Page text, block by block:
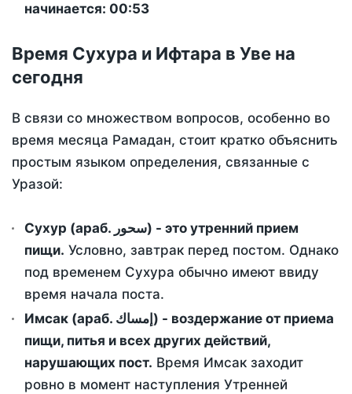
начинается: 00:53
Время Сухура и Ифтара в Уве на
сегодня
В связи со множеством вопросов, особенно во
время месяца Рамадан, стоит кратко объяснить
простым языком определения, связанные с
Уразой:
Сухур (араб. سحور) - это утренний прием
пищи. Условно, завтрак перед постом. Однако
под временем Сухура обычно имеют ввиду
время начала поста.
Имсак (араб. إمساك) - воздержание от приема
пищи, питья и всех других действий,
нарушающих пост. Время Имсак заходит
ровно в момент наступления Утренней